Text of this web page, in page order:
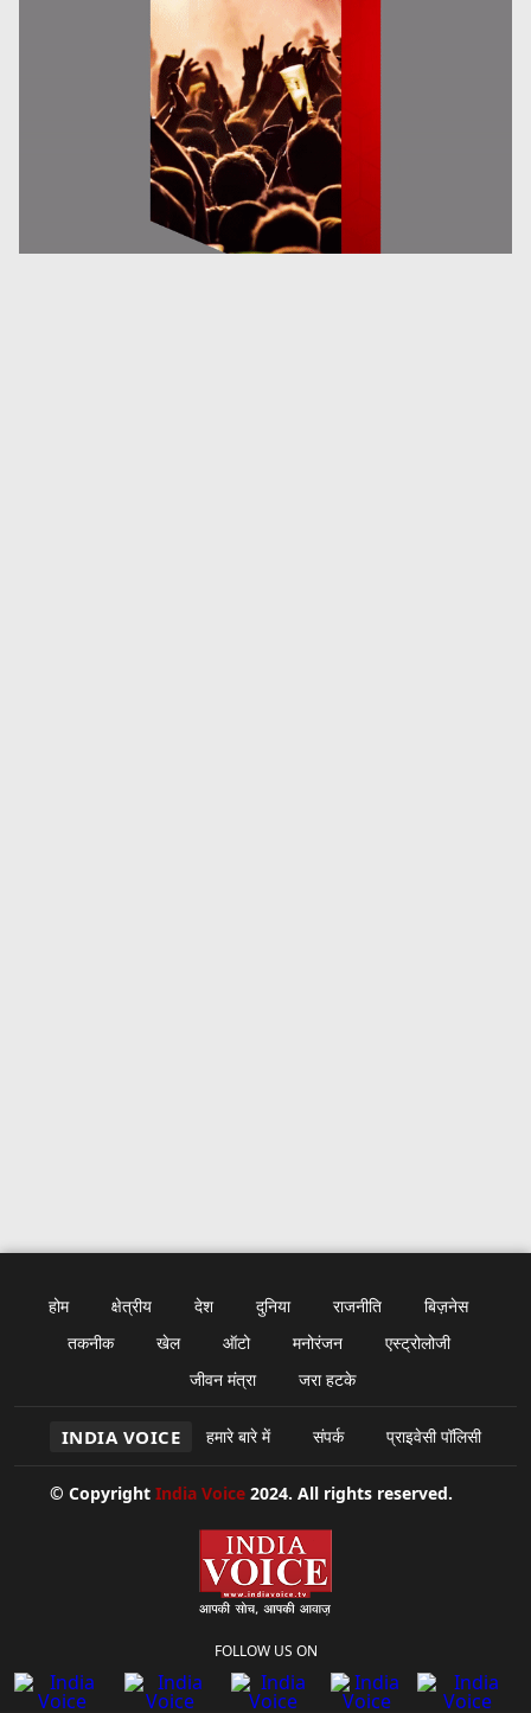
होम क्षेत्रीय देश दुनिया राजनीति
बिज़नेस
तकनीक
खेल ऑटो मनोरंजन
एस्ट्रोलोजी
जीवन मंत्रा
जरा हटके
INDIA VOICE हमारे बारे में संपर्क प्राइवेसी पॉलिसी
© Copyright India Voice 2024. All rights reserved.
FOLLOW US ON